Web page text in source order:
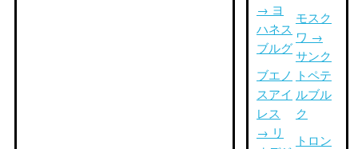
→ ヨ
ハネス
ブルグ
ブエノ
スアイ
レス
→ リ
モスク
ワ →
サンク
トペテ
ルブル
ク
トロン